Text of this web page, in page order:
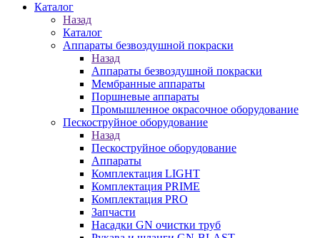
Каталог
Назад
Каталог
Аппараты безвоздушной покраски
Назад
Аппараты безвоздушной покраски
Мембранные аппараты
Поршневые аппараты
Промышленное окрасочное оборудование
Пескоструйное оборудование
Назад
Пескоструйное оборудование
Аппараты
Комплектация LIGHT
Комплектация PRIME
Комплектация PRO
Запчасти
Насадки GN очистки труб